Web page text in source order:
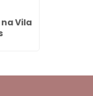
Vila